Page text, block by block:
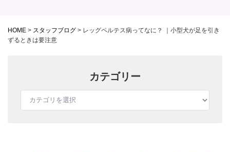
HOME > スタッフブログ > レッグペルテス病ってなに？ ｜小型犬が足を引き
ずるときは要注意
カテゴリー